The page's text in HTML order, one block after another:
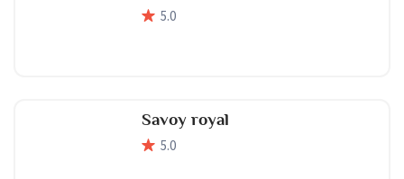
5.0
Savoy royal
5.0